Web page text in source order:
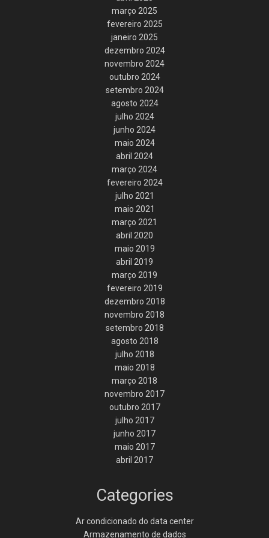
março 2025
fevereiro 2025
janeiro 2025
dezembro 2024
novembro 2024
outubro 2024
setembro 2024
agosto 2024
julho 2024
junho 2024
maio 2024
abril 2024
março 2024
fevereiro 2024
julho 2021
maio 2021
março 2021
abril 2020
maio 2019
abril 2019
março 2019
fevereiro 2019
dezembro 2018
novembro 2018
setembro 2018
agosto 2018
julho 2018
maio 2018
março 2018
novembro 2017
outubro 2017
julho 2017
junho 2017
maio 2017
abril 2017
Categories
Ar condicionado do data center
Armazenamento de dados